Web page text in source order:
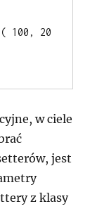
100, 20
w ciele
jest
z klasy